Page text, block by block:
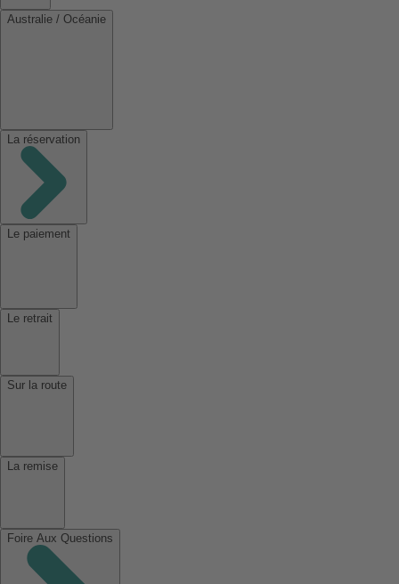
Australie / Océanie
La réservation
Le paiement
Le retrait
Sur la route
La remise
Foire Aux Questions